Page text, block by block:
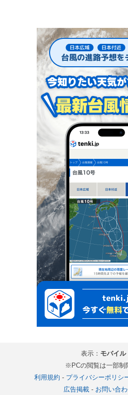
表示： モバイル
※PCの閲覧は一部制
利用規約 - プライバシーポリシ
広告掲載- お問い合